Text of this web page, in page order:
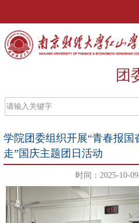
团
学院团委组织开展“青春报国
走”国庆主题团日活动
时间：2025-10-09